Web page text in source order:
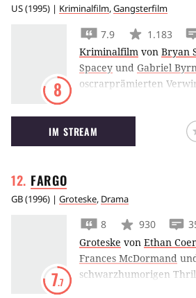
US(1995) | Kriminalfilm,Gangsterfilm
8
7.9 1.183
Kriminalfilm von Bryan
Spacey und Gabriel
oscrarprämierten
vom legendären Keyser
gezwungen. Bryan
einen der bekanntesten
IM STREAM
FARGO
GB(1996) | Groteske, Drama
7.7
8 930
Groteske von Ethan
Frances McDormand
schwarzhumorigen